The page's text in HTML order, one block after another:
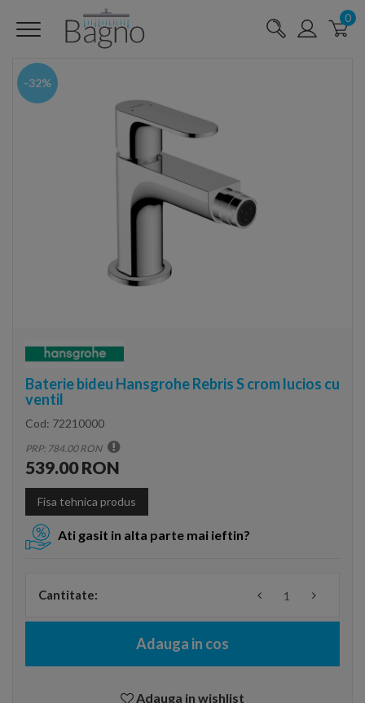
0
-32%
Baterie bideu Hansgrohe Rebris S crom lucios cu
ventil
Cod: 72210000
PRP: 784.00 RON
539.00 RON
Fisa tehnica produs
Ati gasit in alta parte mai ieftin?
Cantitate:
Adauga in cos
Adauga in wishlist